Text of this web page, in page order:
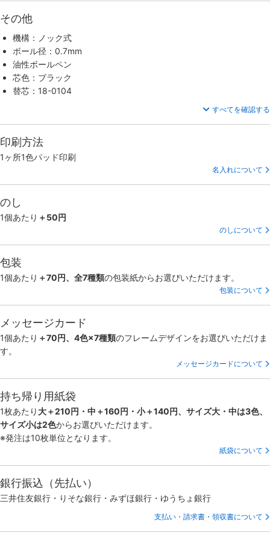
その他
機構：ノック式
ボール径：0.7mm
油性ボールペン
芯色：ブラック
替芯：18-0104
すべてを確認する
印刷方法
1ヶ所1色パッド印刷
名入れについて
のし
1個あたり ＋50円
のしについて
包装
1個あたり ＋70円、全7種類の包装紙からお選びいただけます。
包装について
メッセージカード
1個あたり ＋70円、4色×7種類のフレームデザインをお選びいただけま
す。
メッセージカードについて
持ち帰り用紙袋
1枚あたり 大＋210円・中＋160円・小＋140円、サイズ大・中は3色、
サイズ小は2色からお選びいただけます。
※発注は10枚単位となります。
紙袋について
銀行振込（先払い）
三井住友銀行・りそな銀行・みずほ銀行・ゆうちょ銀行
支払い・請求書・領収書について